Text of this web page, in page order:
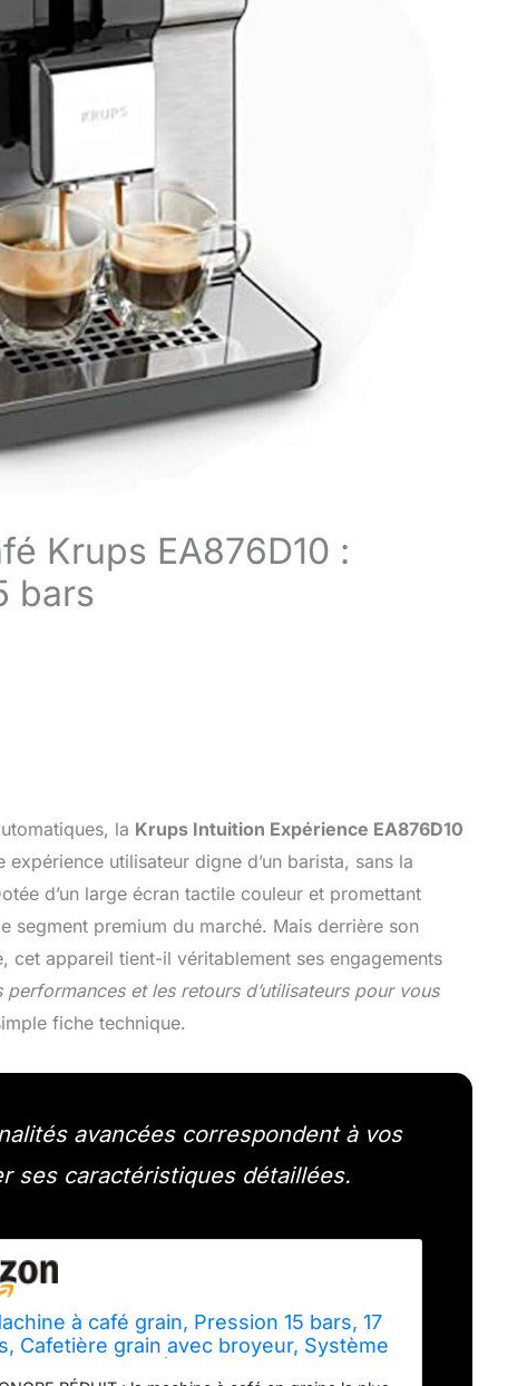
Krups EA876D10 :
bars
la Krups Intuition Expérience EA876D10
utilisateur digne d’un barista, sans la
d’un large écran tactile couleur et promettant
segment premium du marché. Mais derrière son
cet appareil tient-il véritablement ses engagements
et les retours d’utilisateurs pour vous
fiche technique.
avancées correspondent à vos
ses caractéristiques détaillées.
à café grain, Pression 15 bars, 17
Cafetière grain avec broyeur, Système